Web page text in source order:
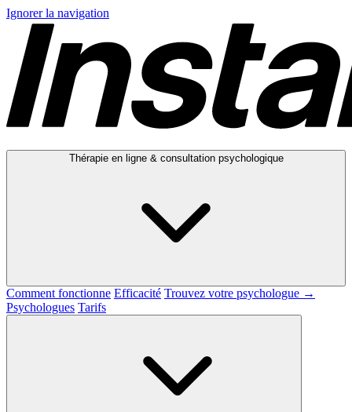
Ignorer la navigation
Thérapie en ligne & consultation psychologique
Comment fonctionne Efficacité Trouvez votre psychologue →
Psychologues Tarifs